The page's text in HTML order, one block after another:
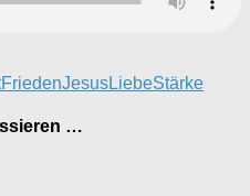
FriedenJesusLiebeStärke
…